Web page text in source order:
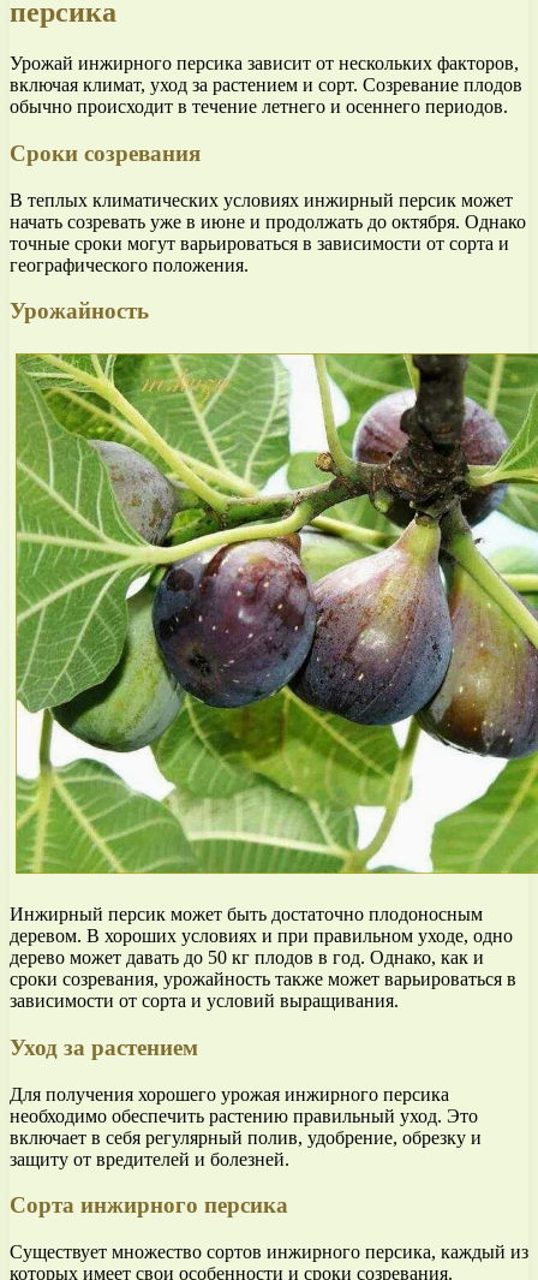
персика
Урожай инжирного персика зависит от нескольких факторов,
включая климат, уход за растением и сорт. Созревание плодов
обычно происходит в течение летнего и осеннего периодов.
Сроки созревания
В теплых климатических условиях инжирный персик может
начать созревать уже в июне и продолжать до октября. Однако
точные сроки могут варьироваться в зависимости от сорта и
географического положения.
Урожайность
Инжирный персик может быть достаточно плодоносным
деревом. В хороших условиях и при правильном уходе, одно
дерево может давать до 50 кг плодов в год. Однако, как и
сроки созревания, урожайность также может варьироваться в
зависимости от сорта и условий выращивания.
Уход за растением
Для получения хорошего урожая инжирного персика
необходимо обеспечить растению правильный уход. Это
включает в себя регулярный полив, удобрение, обрезку и
защиту от вредителей и болезней.
Сорта инжирного персика
Существует множество сортов инжирного персика, каждый из
которых имеет свои особенности и сроки созревания.